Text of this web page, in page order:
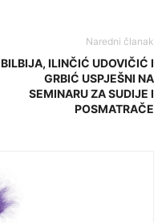
Naredni članak
BILBIJA, ILINČIĆ UDOVIČIĆ I
GRBIĆ USPJEŠNI NA
SEMINARU ZA SUDIJE I
POSMATRAČE